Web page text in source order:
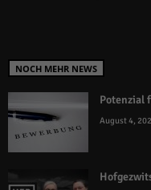
NOCH MEHR NEWS
Potenzial
August 4,